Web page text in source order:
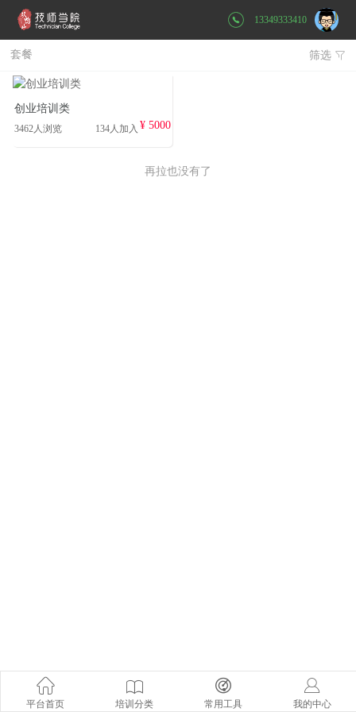
13349333410
套餐 筛选 
创业培训类
¥ 5000
3462人浏览 134人加入
再拉也没有了
平台首页 培训分类 常用工具 我的中心